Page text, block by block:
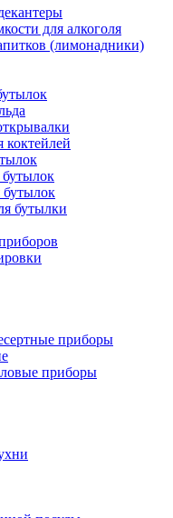
для алкоголя
(лимонадники)
бутылки
приборы
приборы